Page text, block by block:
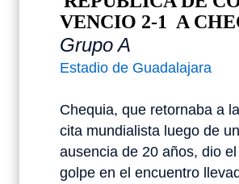
VENCIO 2-1 A
Grupo A
Estadio de Guadalajara
Chequia, que retornaba a
cita mundialista luego de
ausencia de 20 años, dio
golpe en el encuentro